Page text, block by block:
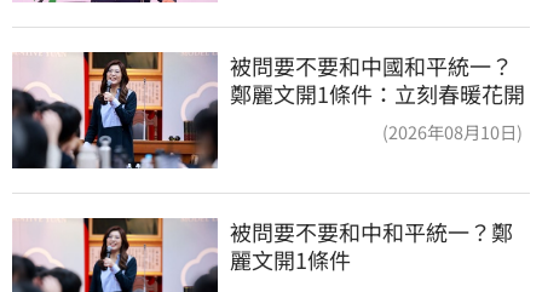
被問要不要和中國和平統一？
鄭麗文開1條件：立刻春暖花開
(2026年08月10日)
被問要不要和中和平統一？鄭
麗文開1條件